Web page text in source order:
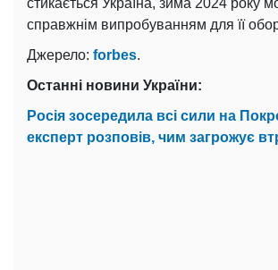
стикається Україна, зима 2024 року
справжнім випробуванням для її
Джерело: forbes.
Останні новини України:
Росія зосередила всі сили на
експерт розповів, чим загрожує